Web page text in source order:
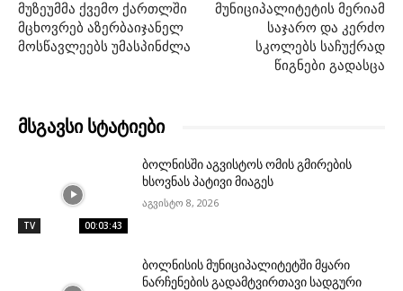
მუზეუმმა ქვემო ქართლში
მცხოვრებ აზერბაიჯანელ
მოსწავლეებს უმასპინძლა
მუნიციპალიტეტის მერიამ
საჯარო და კერძო
სკოლებს საჩუქრად
წიგნები გადასცა
მსგავსი სტატიები
TV 00:03:43
ბოლნისში აგვისტოს ომის გმირების
ხსოვნას პატივი მიაგეს
აგვისტო 8, 2026
ბოლნისის მუნიციპალიტეტში მყარი
ნარჩენების გადამტვირთავი სადგური